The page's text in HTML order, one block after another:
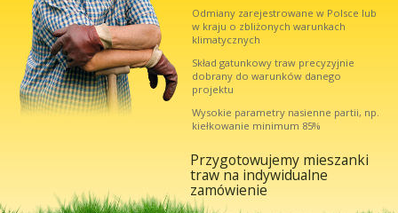
Odmiany zarejestrowane w Polsce lub
w kraju o zbliżonych warunkach
klimatycznych
Skład gatunkowy traw precyzyjnie
dobrany do warunków danego
projektu
Wysokie parametry nasienne partii, np.
kiełkowanie minimum 85%
Przygotowujemy mieszanki
traw na indywidualne
zamówienie